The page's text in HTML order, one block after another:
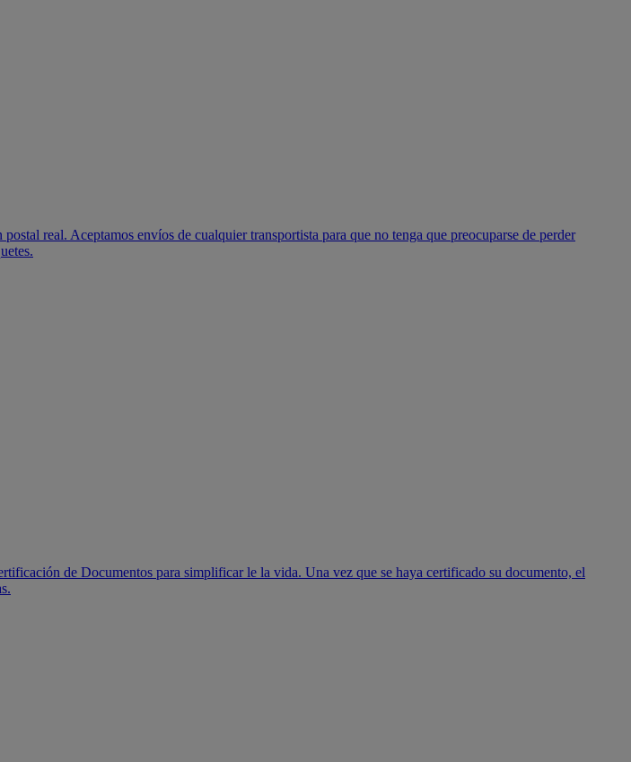
real. Aceptamos envíos de cualquier transportista para que no tenga que preocuparse de perder
de Documentos para simplificar le la vida. Una vez que se haya certificado su documento, el